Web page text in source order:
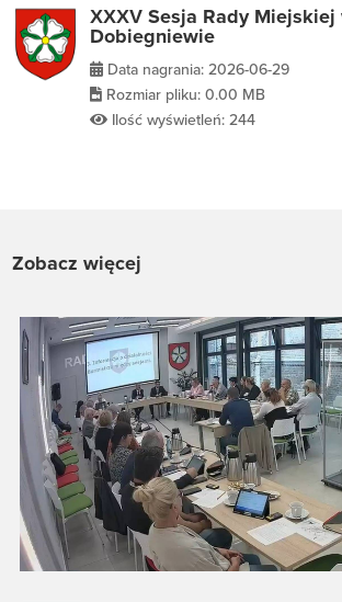
XXXV Sesja Rady Miejskiej
Dobiegniewie
Data nagrania: 2026-06-29
Rozmiar pliku: 0.00 MB
Ilość wyświetleń: 244
Zobacz więcej